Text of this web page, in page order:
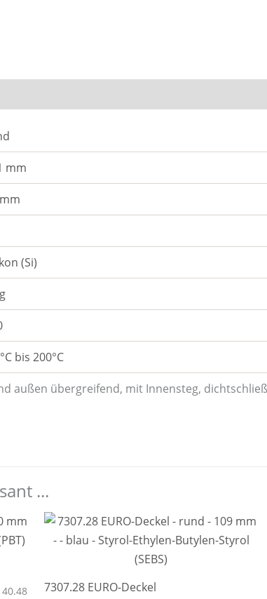
mm
(Si)
bis 200°C
außen übergreifend, mit Innensteg,
...
7307.28 EURO-Deckel